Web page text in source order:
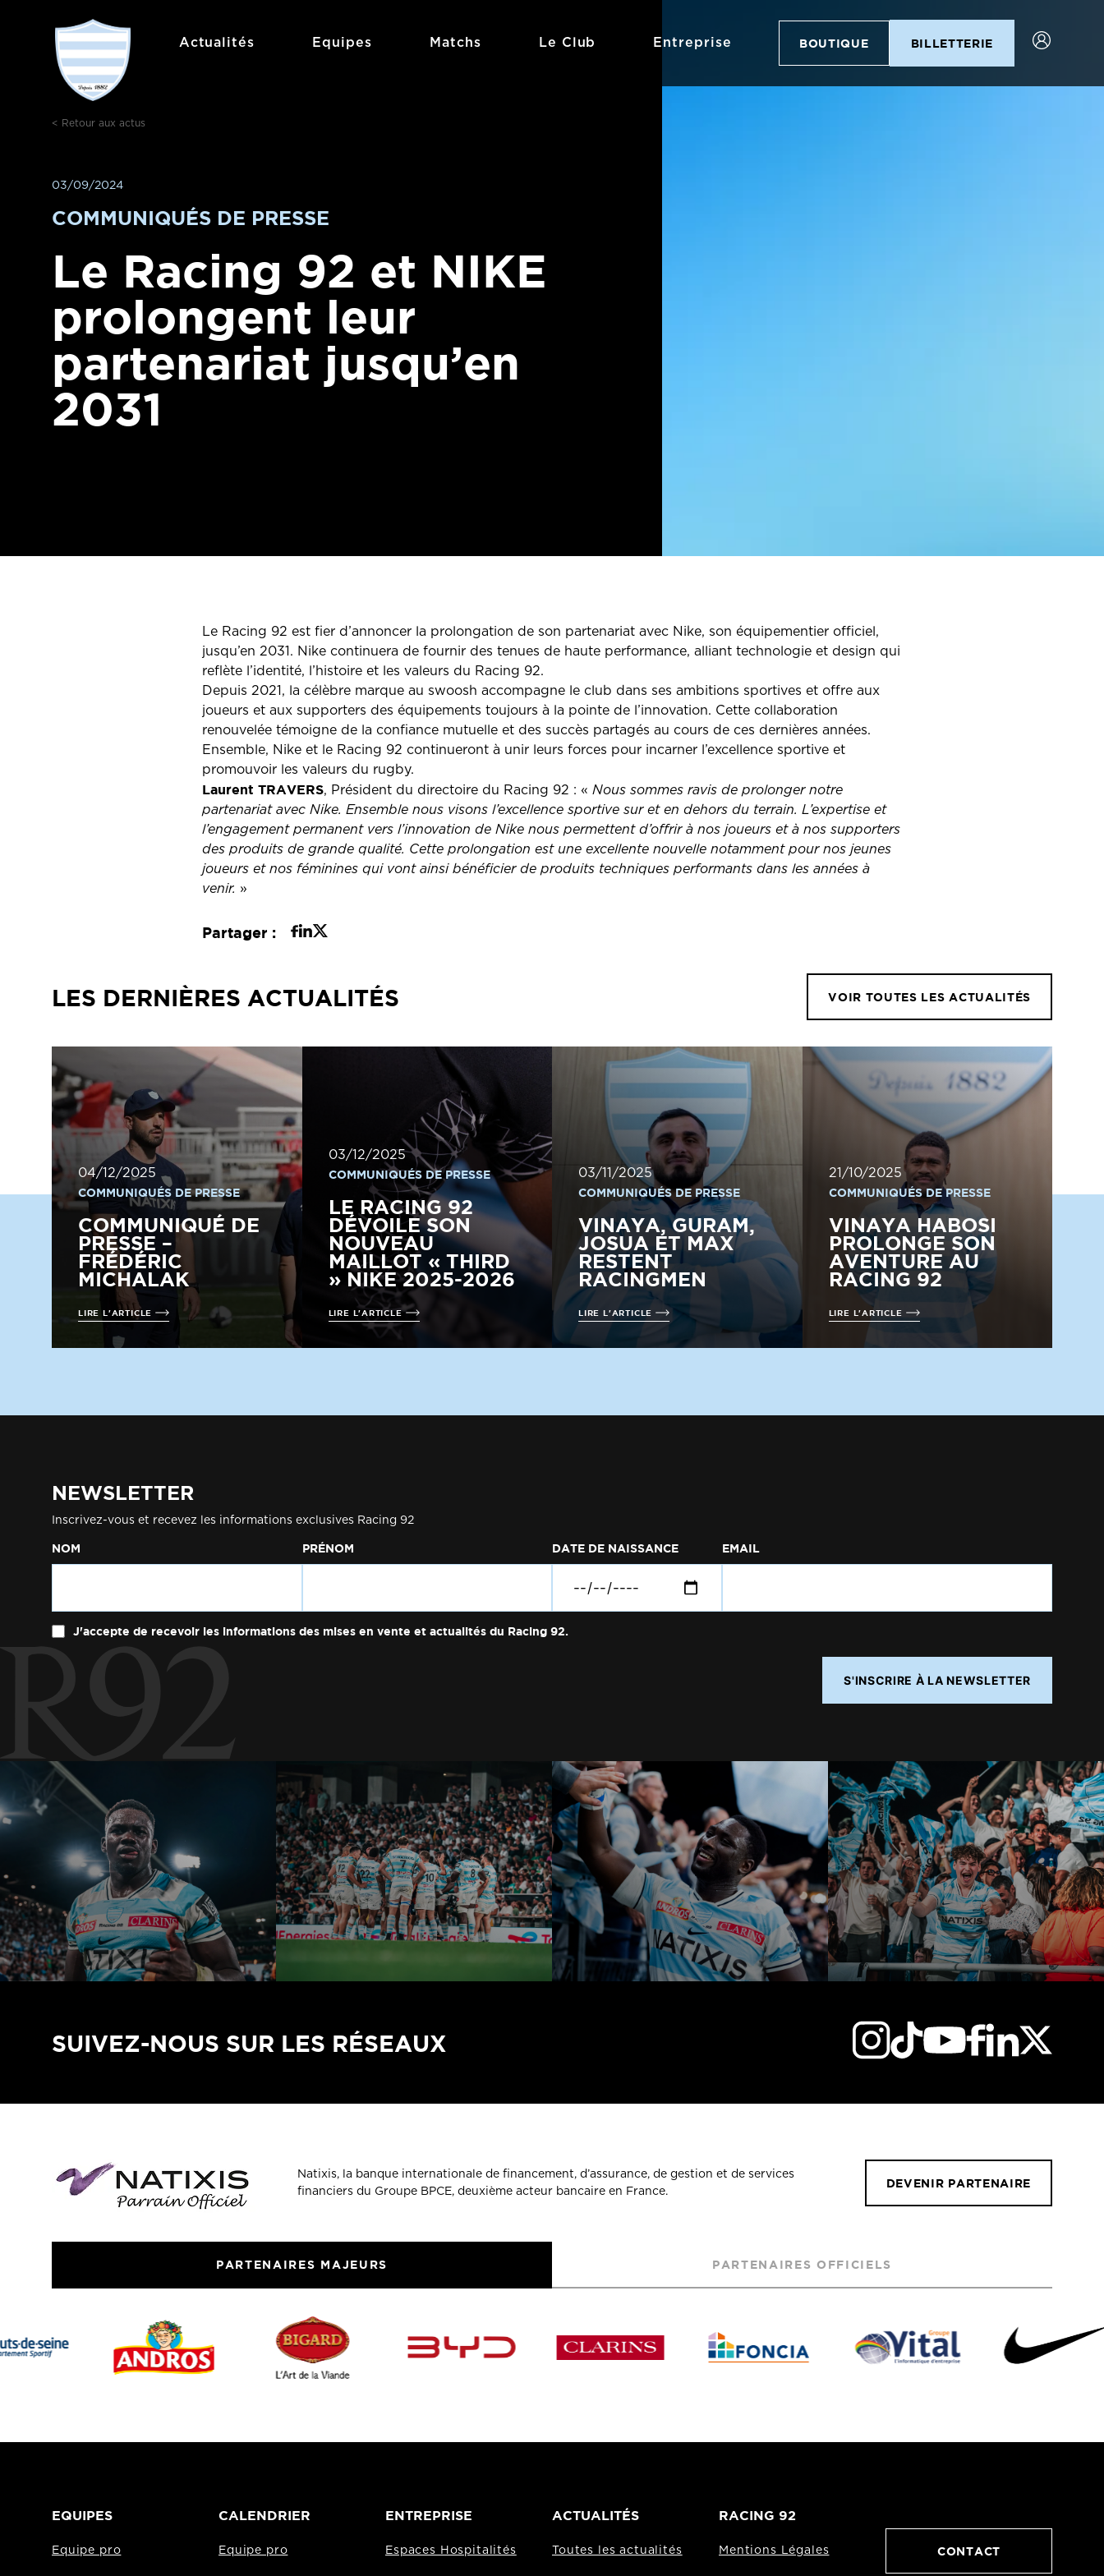
Actualités Equipes Matchs Le Club Entreprise BOUTIQUE BILLETTERIE
< Retour aux actus
03/09/2024
COMMUNIQUÉS DE PRESSE
Le Racing 92 et NIKE
prolongent leur
partenariat jusqu’en
2031
Le Racing 92 est fier d’annoncer la prolongation de son partenariat avec Nike, son équipementier officiel,
jusqu’en 2031. Nike continuera de fournir des tenues de haute performance, alliant technologie et design qui
reflète l’identité, l’histoire et les valeurs du Racing 92.
Depuis 2021, la célèbre marque au swoosh accompagne le club dans ses ambitions sportives et offre aux
joueurs et aux supporters des équipements toujours à la pointe de l’innovation. Cette collaboration
renouvelée témoigne de la confiance mutuelle et des succès partagés au cours de ces dernières années.
Ensemble, Nike et le Racing 92 continueront à unir leurs forces pour incarner l’excellence sportive et
promouvoir les valeurs du rugby.
Laurent TRAVERS, Président du directoire du Racing 92 : « Nous sommes ravis de prolonger notre
partenariat avec Nike. Ensemble nous visons l’excellence sportive sur et en dehors du terrain. L’expertise et
l’engagement permanent vers l’innovation de Nike nous permettent d’offrir à nos joueurs et à nos supporters
des produits de grande qualité. Cette prolongation est une excellente nouvelle notamment pour nos jeunes
joueurs et nos féminines qui vont ainsi bénéficier de produits techniques performants dans les années à
venir. »
Partager :
LES DERNIÈRES ACTUALITÉS VOIR TOUTES LES ACTUALITÉS
04/12/2025
COMMUNIQUÉS DE PRESSE
COMMUNIQUÉ DE
PRESSE –
FRÉDÉRIC
MICHALAK
LIRE L'ARTICLE
03/12/2025
COMMUNIQUÉS DE PRESSE
LE RACING 92
DÉVOILE SON
NOUVEAU
MAILLOT « THIRD
» NIKE 2025-2026
LIRE L'ARTICLE
03/11/2025
COMMUNIQUÉS DE PRESSE
VINAYA, GURAM,
JOSUA ET MAX
RESTENT
RACINGMEN
LIRE L'ARTICLE
21/10/2025
COMMUNIQUÉS DE PRESSE
VINAYA HABOSI
PROLONGE SON
AVENTURE AU
RACING 92
LIRE L'ARTICLE
NEWSLETTER
Inscrivez-vous et recevez les informations exclusives Racing 92
NOM PRÉNOM DATE DE NAISSANCE EMAIL
J'accepte de recevoir les informations des mises en vente et actualités du Racing 92.
S'INSCRIRE À LA NEWSLETTER
SUIVEZ-NOUS SUR LES RÉSEAUX
Natixis, la banque internationale de financement, d’assurance, de gestion et de services
financiers du Groupe BPCE, deuxième acteur bancaire en France.
DEVENIR PARTENAIRE
PARTENAIRES MAJEURS PARTENAIRES OFFICIELS
EQUIPES
Equipe pro
CALENDRIER
Equipe pro
ENTREPRISE
Espaces Hospitalités
ACTUALITÉS
Toutes les actualités
RACING 92
Mentions Légales CONTACT